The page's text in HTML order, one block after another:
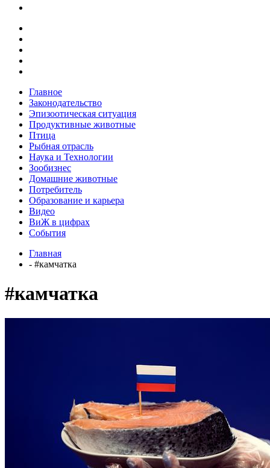
Главное
Законодательство
Эпизоотическая ситуация
Продуктивные животные
Птица
Рыбная отрасль
Наука и Технологии
Зообизнес
Домашние животные
Потребитель
Образование и карьера
Видео
ВиЖ в цифрах
События
Главная
- #камчатка
#камчатка